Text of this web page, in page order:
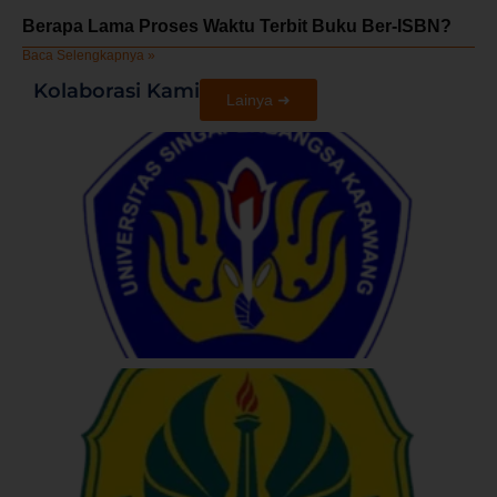
Berapa Lama Proses Waktu Terbit Buku Ber-ISBN?
Baca Selengkapnya »
Kolaborasi Kami Lainya ➜